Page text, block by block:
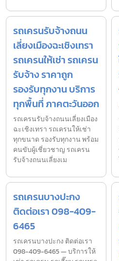
รถเครนรับจ้างถนน
เลี่ยงเมืองฉะเชิงเทรา
รถเครนให้เช่า รถเครน
รับจ้าง ราคาถูก
รองรับทุกงาน บริการ
ทุกพื้นที่ ภาคตะวันออก
รถเครนรับจ้างถนนเลี่ยงเมือง
ฉะเชิงเทรา รถเครนให้เช่า
ทุกขนาด รองรับทุกงาน พร้อม
คนขับผู้เชี่ยวชาญ รถเครน
รับจ้างถนนเลี่ยงเม
รถเครนบางปะกง
ติดต่อเรา 098-409-
6465
รถเครนบางปะกง ติดต่อเรา
098-409-6465 — บริการให้